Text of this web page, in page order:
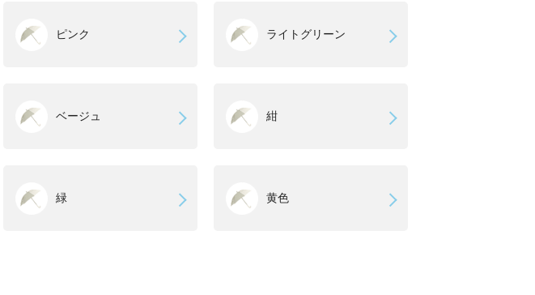
ピンク ライトグリーン
ベージュ 紺
緑 黄色